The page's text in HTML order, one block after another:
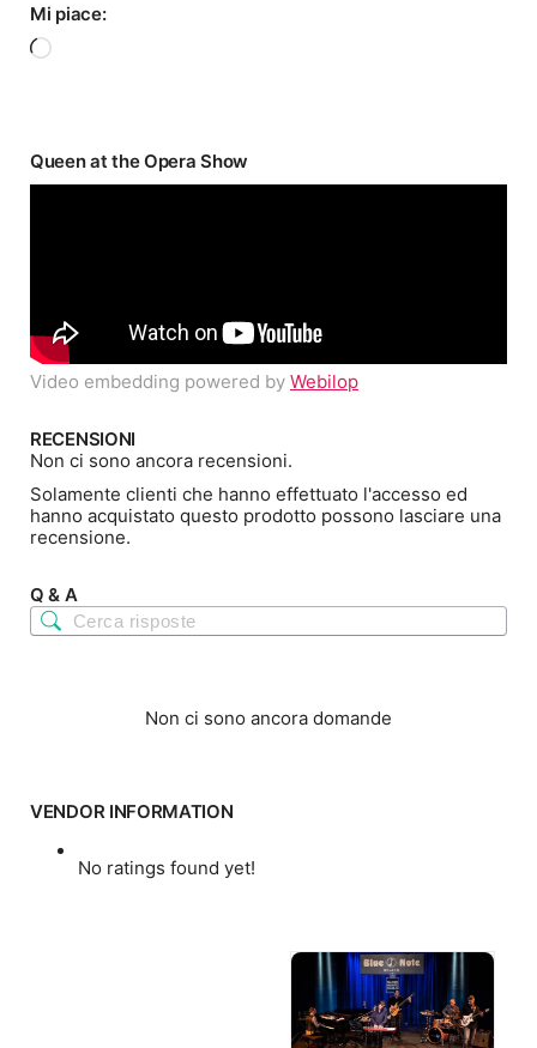
Mi piace:
Caricamento
Queen at the Opera Show
Video embedding powered by Webilop
RECENSIONI
Non ci sono ancora recensioni.
Solamente clienti che hanno effettuato l'accesso ed
hanno acquistato questo prodotto possono lasciare una
recensione.
Q & A
Non ci sono ancora domande
VENDOR INFORMATION
No ratings found yet!